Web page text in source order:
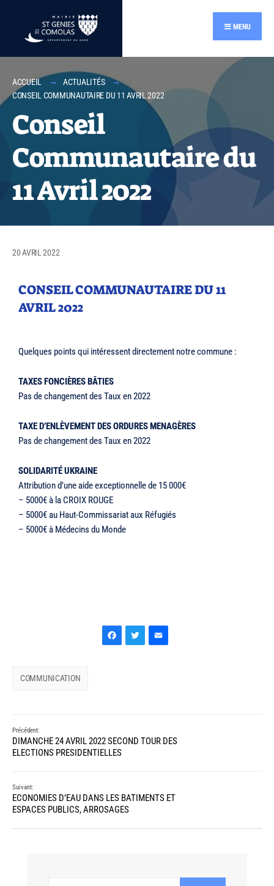
MENU
ACCUEIL
ACTUALITÉS
CONSEIL COMMUNAUTAIRE DU 11 AVRIL 2022
Conseil
Communautaire du
11 Avril 2022
20 AVRIL 2022
CONSEIL COMMUNAUTAIRE DU 11
AVRIL 2022
Quelques points qui intéressent directement notre commune :
TAXES FONCIÈRES BÂTIES
Pas de changement des Taux en 2022
TAXE D’ENLÈVEMENT DES ORDURES MENAGÈRES
Pas de changement des Taux en 2022
SOLIDARITÉ UKRAINE
Attribution d’une aide exceptionnelle de 15 000€
– 5000€ à la CROIX ROUGE
– 5000€ au Haut-Commissariat aux Réfugiés
– 5000€ à Médecins du Monde
Facebook
Twitter
COMMUNICATION
Précédent:
DIMANCHE 24 AVRIL 2022 SECOND TOUR DES
ELECTIONS PRESIDENTIELLES
Suivant:
ECONOMIES D’EAU DANS LES BATIMENTS ET
ESPACES PUBLICS, ARROSAGES